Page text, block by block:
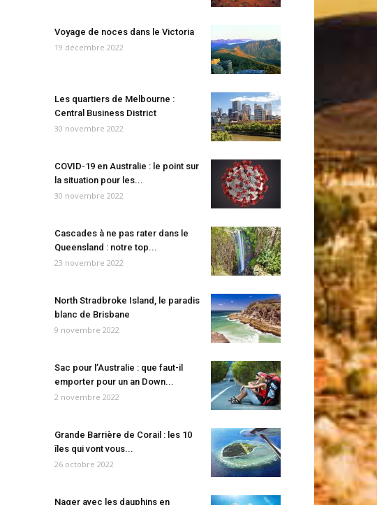
Voyage de noces dans le Victoria
19 décembre 2022
Les quartiers de Melbourne :
Central Business District
30 novembre 2022
COVID-19 en Australie : le point sur
la situation pour les...
30 novembre 2022
Cascades à ne pas rater dans le
Queensland : notre top...
23 novembre 2022
North Stradbroke Island, le paradis
blanc de Brisbane
9 novembre 2022
Sac pour l’Australie : que faut-il
emporter pour un an Down...
2 novembre 2022
Grande Barrière de Corail : les 10
îles qui vont vous...
26 octobre 2022
Nager avec les dauphins en